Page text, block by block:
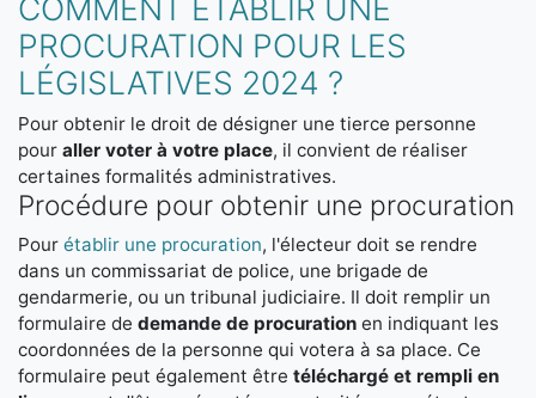
COMMENT ÉTABLIR UNE
PROCURATION POUR LES
LÉGISLATIVES 2024 ?
Pour obtenir le droit de désigner une tierce personne
pour aller voter à votre place, il convient de réaliser
certaines formalités administratives.
Procédure pour obtenir une procuration
Pour établir une procuration, l'électeur doit se rendre
dans un commissariat de police, une brigade de
gendarmerie, ou un tribunal judiciaire. Il doit remplir un
formulaire de demande de procuration en indiquant les
coordonnées de la personne qui votera à sa place. Ce
formulaire peut également être téléchargé et rempli en